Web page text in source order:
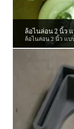
ล้อไนล่อน 2 นิ้ว
ล้อไนล่อน 2 นิ้ว แ